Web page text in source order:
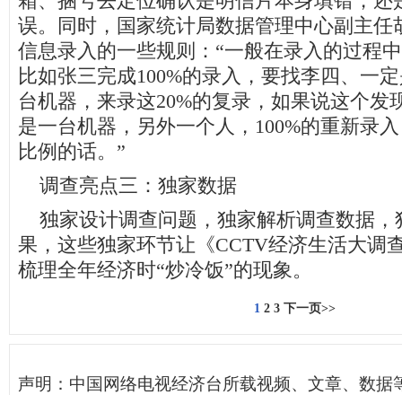
误。同时，国家统计局数据管理中心副主任
信息录入的一些规则：“一般在录入的过程
比如张三完成100%的录入，要找李四、一
台机器，来录这20%的复录，如果说这个发
是一台机器，另外一个人，100%的重新录
比例的话。”
调查亮点三：独家数据
独家设计调查问题，独家解析调查数据，
果，这些独家环节让《CCTV经济生活大调
梳理全年经济时“炒冷饭”的现象。
1 2 3 下一页>>
声明：中国网络电视经济台所载视频、文章、数据